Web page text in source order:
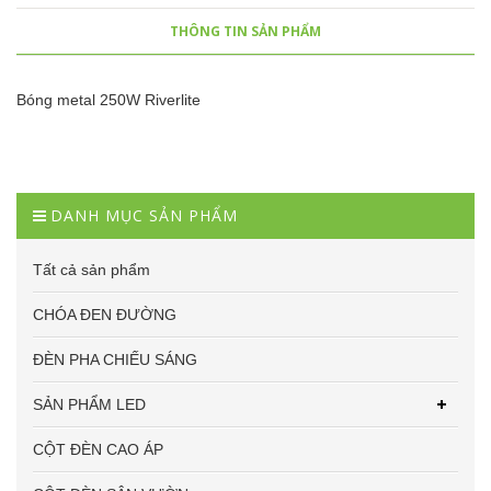
THÔNG TIN SẢN PHẨM
Bóng metal 250W Riverlite
DANH MỤC SẢN PHẨM
Tất cả sản phẩm
CHÓA ĐEN ĐƯỜNG
ĐÈN PHA CHIẾU SÁNG
SẢN PHẨM LED
CỘT ĐÈN CAO ÁP